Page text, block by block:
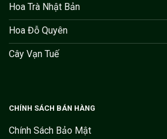
Hoa Trà Nhật Bản
Hoa Đỗ Quyên
Cây Vạn Tuế
CHÍNH SÁCH BÁN HÀNG
Chính Sách Bảo Mật